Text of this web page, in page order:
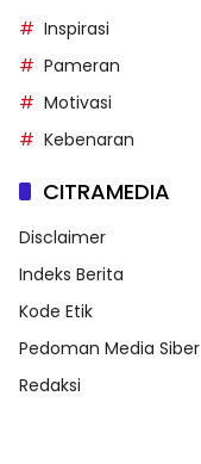
Inspirasi
Pameran
Motivasi
Kebenaran
CITRAMEDIA
Disclaimer
Indeks Berita
Kode Etik
Pedoman Media Siber
Redaksi